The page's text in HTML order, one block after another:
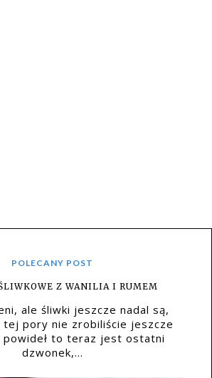
POLECANY POST
Z WANILIA I RUMEM
ale śliwki jeszcze nadal są,
tej pory nie zrobiliście jeszcze
powideł to teraz jest ostatni
dzwonek,...